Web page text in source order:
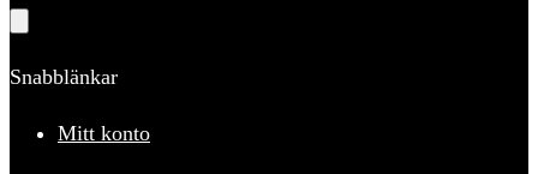
Snabblänkar
Mitt konto